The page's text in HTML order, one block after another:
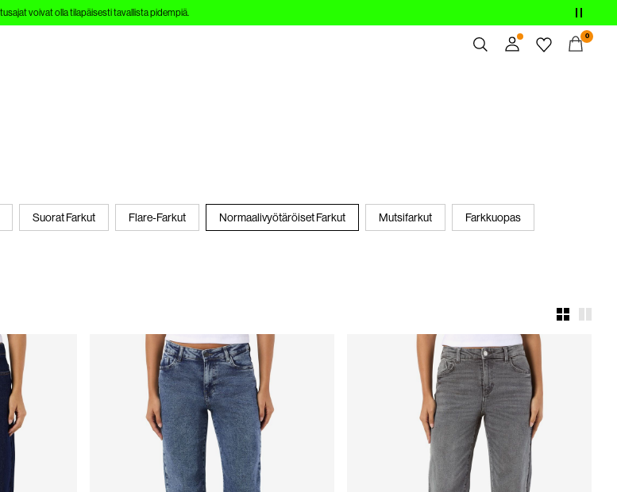
Sign up to Customer Club and save 10%
0
Suorat Farkut Flare-Farkut Normaalivyötäröiset Farkut Mutsifarkut Farkkuopas